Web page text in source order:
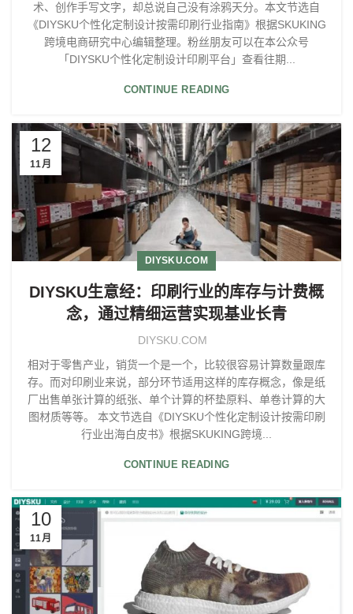
术、创作手写文字，却总说自己没有涂鸦天分。本文节选自
《DIYSKU个性化定制设计按需印刷行业指南》根据SKUKING
跨境电商研究中心编辑整理。粉丝朋友可以在本公众号
「DIYSKU个性化定制设计印刷平台」查看往期...
CONTINUE READING
12
11月
DIYSKU.COM
DIYSKU生意经：印刷行业的库存与计费概
念，通过精细运营实现基业长青
DIYSKU.COM
相对于零售产业，销货一个是一个，比较很容易计算数量跟库
存。而对印刷业来说，部分环节适用这样的库存概念，像是纸
厂出售单张计算的纸张、单个计算的杯垫原料、单卷计算的大
图材质等等。 本文节选自《DIYSKU个性化定制设计按需印刷
行业出海白皮书》根据SKUKING跨境...
CONTINUE READING
10
11月